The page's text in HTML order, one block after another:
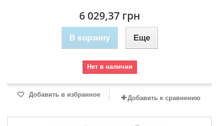
6 029,37 грн
В корзину Еще
Нет в наличии
Добавить в избранное Добавить к сравнению